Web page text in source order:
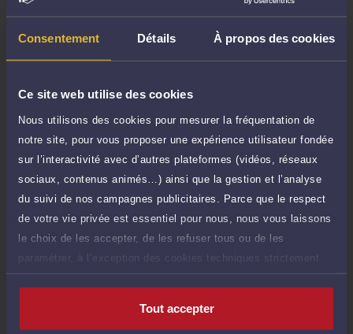
Consentement Détails À propos des cookies
Ce site web utilise des cookies
Nous utilisons des cookies pour mesurer la fréquentation de
notre site, pour vous proposer une expérience utilisateur fondée
sur l’interactivité avec d’autres plateformes (vidéos, réseaux
sociaux, contenus animés…) ainsi que la gestion et l’analyse
du suivi de nos campagnes publicitaires. Parce que le respect
de votre vie privée est essentiel pour nous, nous vous laissons
le choix de les accepter, de les refuser tous ou de les
paramétrer, à l’exception des cookies techniques strictement
nécessaires au fonctionnement du site.
Tout accepter
Demander un rappel
Question simple 100 €
Poser une question
Consultation écrite
Etude de votre dossier + possibilité
d'ajout d'une pièce jointe
500 €
TTC
Consulter par écrit